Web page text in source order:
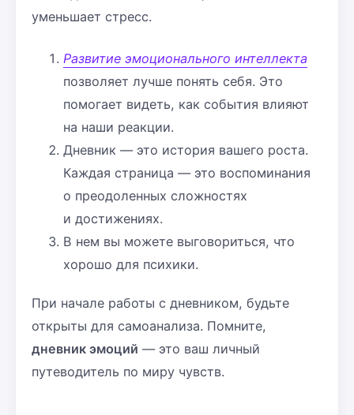
уменьшает стресс.
Развитие эмоционального интеллекта
позволяет лучше понять себя. Это
помогает видеть, как события влияют
на наши реакции.
Дневник — это история вашего роста.
Каждая страница — это воспоминания
о преодоленных сложностях
и достижениях.
В нем вы можете выговориться, что
хорошо для психики.
При начале работы с дневником, будьте
открыты для самоанализа. Помните,
дневник эмоций — это ваш личный
путеводитель по миру чувств.